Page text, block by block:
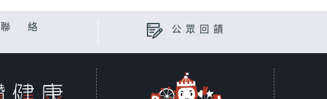
聯 絡 公眾回饋